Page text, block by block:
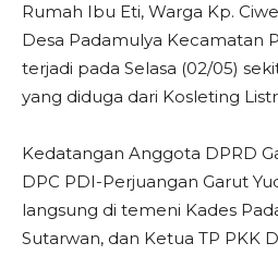
Rumah Ibu Eti, Warga Kp.
Desa Padamulya Kecamatan
terjadi pada Selasa (02/05)
yang diduga dari Kosleting
Kedatangan Anggota DPRD
DPC PDI-Perjuangan Garut
langsung di temeni Kades
Sutarwan, dan Ketua TP PKK